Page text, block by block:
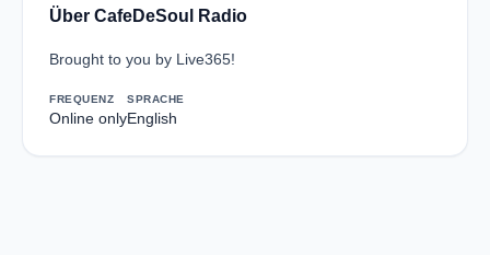
Über CafeDeSoul Radio
Brought to you by Live365!
FREQUENZ
Online only
SPRACHE
English